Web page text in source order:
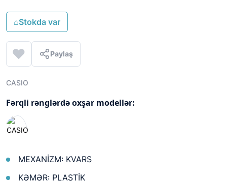
⌂Stokda var
Paylaş
CASIO
Fərqli rənglərdə oxşar modellər:
MEXANİZM: KVARS
KƏMƏR: PLASTİK